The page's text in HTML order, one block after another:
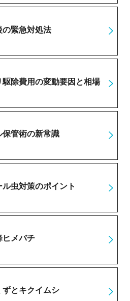
の緊急対処法
除費用の変動要因と相場
保管術の新常識
虫対策のポイント
ヒメバチ
ずとキクイムシ